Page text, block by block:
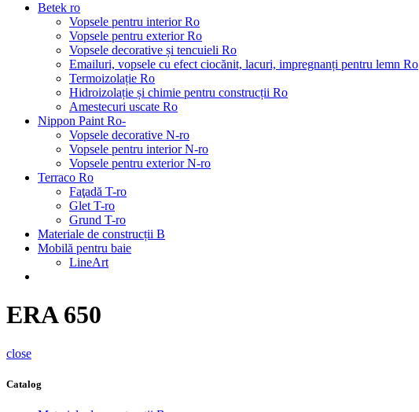
Betek ro
Vopsele pentru interior Ro
Vopsele pentru exterior Ro
Vopsele decorative și tencuieli Ro
Emailuri, vopsele cu efect ciocănit, lacuri, impregnanți pentru lemn Ro
Termoizolație Ro
Hidroizolație și chimie pentru construcții Ro
Amestecuri uscate Ro
Nippon Paint Ro-
Vopsele decorative N-ro
Vopsele pentru interior N-ro
Vopsele pentru exterior N-ro
Terraco Ro
Faţadă T-ro
Glet T-ro
Grund T-ro
Materiale de construcții B
Mobilă pentru baie
LineArt
ERA 650
close
Catalog